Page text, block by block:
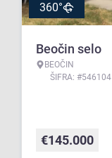
360°
Beočin selo
BEOČIN
ŠIFRA: #546104
€145.000